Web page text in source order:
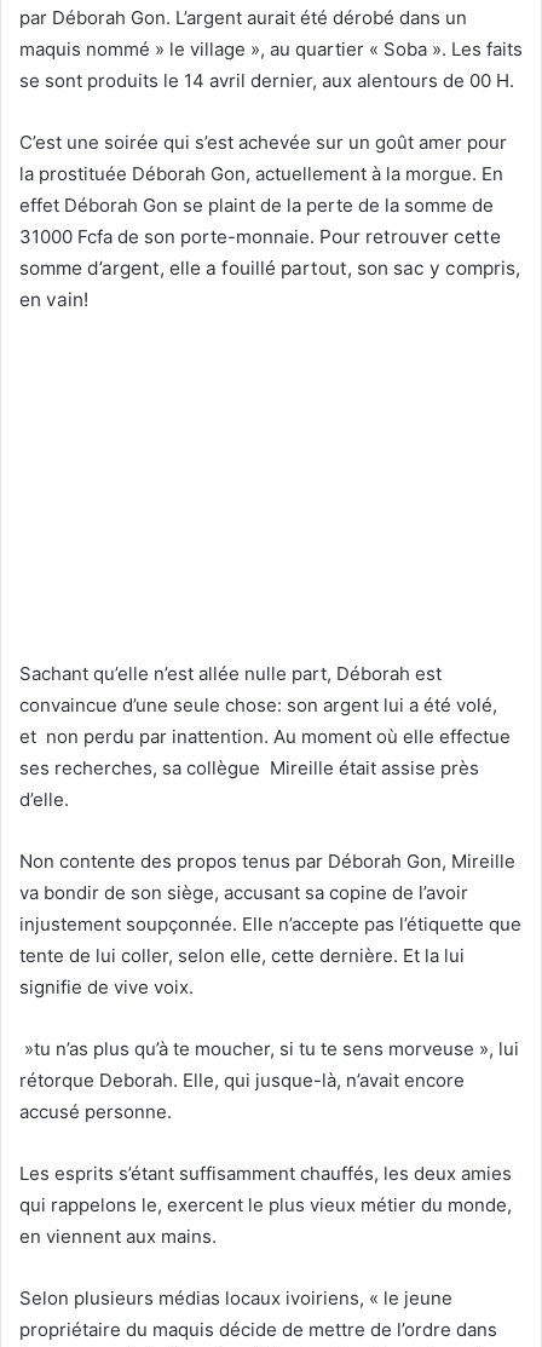
par Déborah Gon. L’argent aurait été dérobé dans un
maquis nommé » le village », au quartier « Soba ». Les faits
se sont produits le 14 avril dernier, aux alentours de 00 H.
C’est une soirée qui s’est achevée sur un goût amer pour
la prostituée Déborah Gon, actuellement à la morgue. En
effet Déborah Gon se plaint de la perte de la somme de
31000 Fcfa de son porte-monnaie. Pour retrouver cette
somme d’argent, elle a fouillé partout, son sac y compris,
en vain!
Sachant qu’elle n’est allée nulle part, Déborah est
convaincue d’une seule chose: son argent lui a été volé,
et non perdu par inattention. Au moment où elle effectue
ses recherches, sa collègue Mireille était assise près
d’elle.
Non contente des propos tenus par Déborah Gon, Mireille
va bondir de son siège, accusant sa copine de l’avoir
injustement soupçonnée. Elle n’accepte pas l’étiquette que
tente de lui coller, selon elle, cette dernière. Et la lui
signifie de vive voix.
»tu n’as plus qu’à te moucher, si tu te sens morveuse », lui
rétorque Deborah. Elle, qui jusque-là, n’avait encore
accusé personne.
Les esprits s’étant suffisamment chauffés, les deux amies
qui rappelons le, exercent le plus vieux métier du monde,
en viennent aux mains.
Selon plusieurs médias locaux ivoiriens, « le jeune
propriétaire du maquis décide de mettre de l’ordre dans